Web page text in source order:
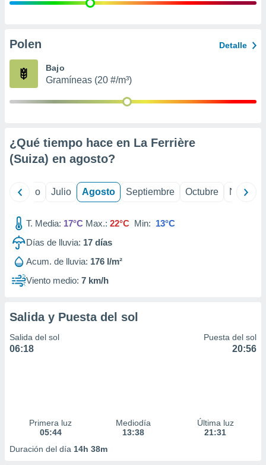
e
publicidad
Polen Detalle
Bajo
Gramíneas (20 #/m³)
¿Qué tiempo hace en La Ferrière
(Suiza) en agosto?
Junio Julio Agosto Septiembre Octubre
T. Media: 17°C Max.: 22°C Min: 13°C
Días de lluvia: 17 días
Acum. de lluvia: 176 l/m²
Viento medio: 7 km/h
Salida y Puesta del sol
Salida del sol
06:18
Puesta del sol
20:56
Primera luz
05:44
Mediodía
13:38
Última luz
21:31
Duración del día 14h 38m